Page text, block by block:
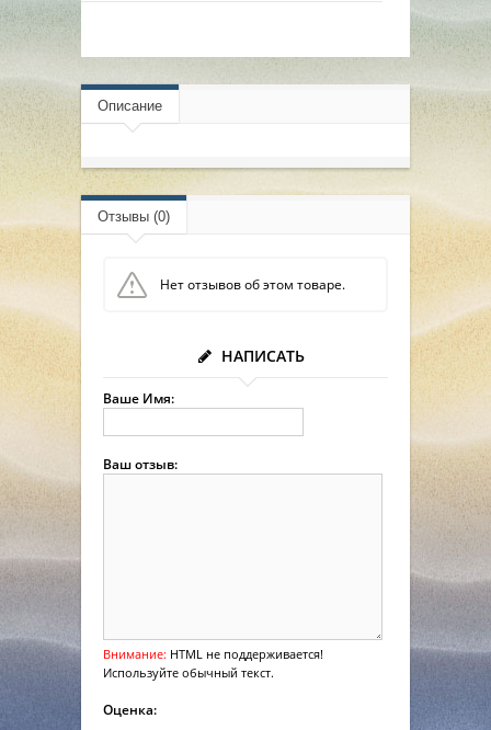
Описание
Отзывы (0)
Нет отзывов об этом товаре.
НАПИСАТЬ
Ваше Имя:
Ваш отзыв:
Внимание: HTML не поддерживается!
Используйте обычный текст.
Оценка: